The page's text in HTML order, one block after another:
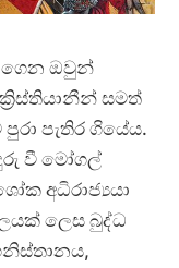
ගෙන ඔවුන්
ක්‍රිස්තියානීන් සමත්
පැතිර ගියේය.
වී මෝගල්
අධිරාජ්‍යයා
ලෙස බුද්ධ